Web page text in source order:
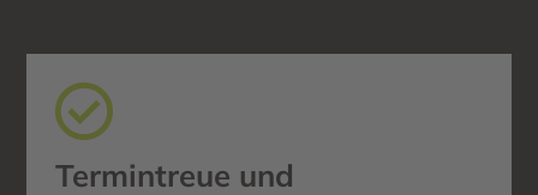
Termintreue und